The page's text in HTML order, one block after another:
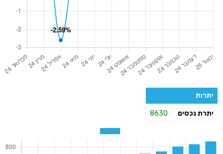
יתרות
יתרת נכסים 8630